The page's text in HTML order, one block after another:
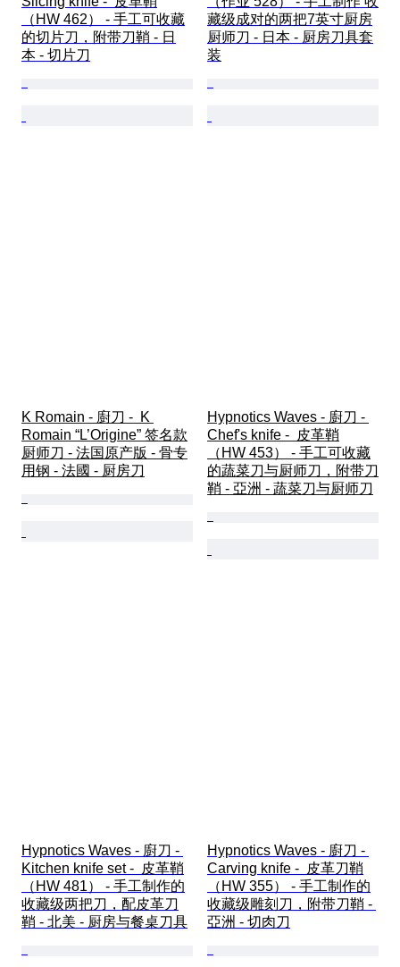
（HW 462） - 手工可收藏
的切片刀，附带刀鞘 - 日
本 - 切片刀
藏级成对的两把7英寸厨房
厨师刀 - 日本 - 厨房刀具套
装
K Romain - 廚刀 -  K
Romain “L’Origine” 签名款
厨师刀 - 法国原产版 - 骨专
用钢 - 法國 - 厨房刀
Hypnotics Waves - 廚刀 -
Chef's knife -  皮革鞘
（HW 453） - 手工可收藏
的蔬菜刀与厨师刀，附带刀
鞘 - 亞洲 - 蔬菜刀与厨师刀
Hypnotics Waves - 廚刀 -
Kitchen knife set -  皮革鞘
（HW 481） - 手工制作的
收藏级两把刀，配皮革刀
鞘 - 北美 - 厨房与餐桌刀具
Hypnotics Waves - 廚刀 -
Carving knife -  皮革刀鞘
（HW 355） - 手工制作的
收藏级雕刻刀，附带刀鞘 -
亞洲 - 切肉刀